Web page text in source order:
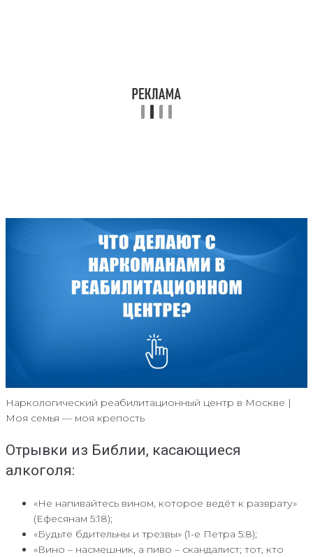
Наркологический реабилитационный центр в Москве |
Моя семья — моя крепость
Отрывки из Библии, касающиеся
алкоголя:
«Не напивайтесь вином, которое ведёт к разврату»
(Ефесянам 5:18);
«Будьте бдительны и трезвы» (1-е Петра 5:8);
«Вино – насмешник, а пиво – скандалист; тот, кто